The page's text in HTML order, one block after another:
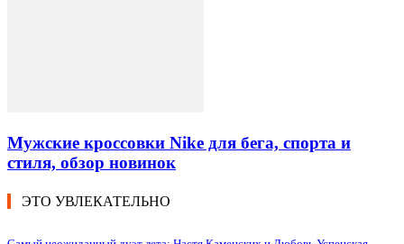
Мужские кроссовки Nike для бега, спорта и
стиля, обзор новинок
ЭТО УВЛЕКАТЕЛЬНО